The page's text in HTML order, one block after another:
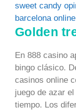
sweet candy
barcelona
Golden
En 888 casino
bingo clásico.
casinos online
juego de azar
tiempo. Los